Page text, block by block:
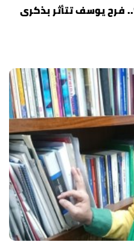
فرح يوسف تتأثر بذكرى